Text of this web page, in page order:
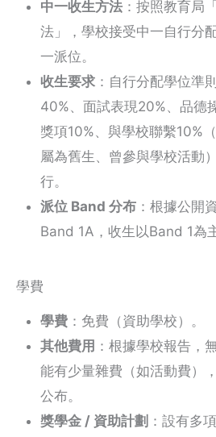
中一收生方法 ：按照教育局
法」，學校接受中一自行分
一派位。
收生要求 ：自行分配學位準
40%、面試表現20%、品德
獎項10%、與學校聯繫10%
屬為舊生、曾參與學校活動
行。
派位 Band 分布 ：根據公開
Band 1A，收生以Band 1為主
學費
學費 ：免費（資助學校）。
其他費用 ：根據學校報告，
能有少量雜費（如活動費）
公布。
獎學金 / 資助計劃 ：設有多